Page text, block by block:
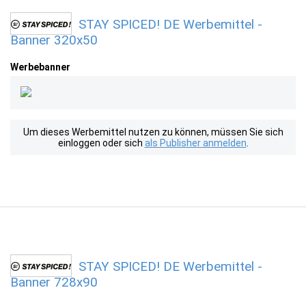
STAY SPICED! DE Werbemittel -
Banner 320x50
Werbebanner
Um dieses Werbemittel nutzen zu können, müssen Sie sich
einloggen oder sich als Publisher anmelden
STAY SPICED! DE Werbemittel -
Banner 728x90